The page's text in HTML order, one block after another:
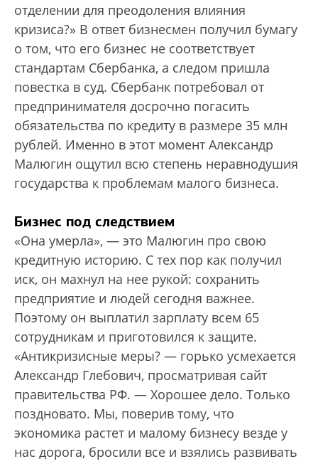
отделении для преодоления влияния
кризиса?» В ответ бизнесмен получил бумагу
о том, что его бизнес не соответствует
стандартам Сбербанка, а следом пришла
повестка в суд. Сбербанк потребовал от
предпринимателя досрочно погасить
обязательства по кредиту в размере 35 млн
рублей. Именно в этот момент Александр
Малюгин ощутил всю степень неравнодушия
государства к проблемам малого бизнеса.
Бизнес под следствием
«Она умерла», — это Малюгин про свою
кредитную историю. С тех пор как получил
иск, он махнул на нее рукой: сохранить
предприятие и людей сегодня важнее.
Поэтому он выплатил зарплату всем 65
сотрудникам и приготовился к защите.
«Антикризисные меры? — горько усмехается
Александр Глебович, просматривая сайт
правительства РФ. — Хорошее дело. Только
поздновато. Мы, поверив тому, что
экономика растет и малому бизнесу везде у
нас дорога, бросили все и взялись развивать